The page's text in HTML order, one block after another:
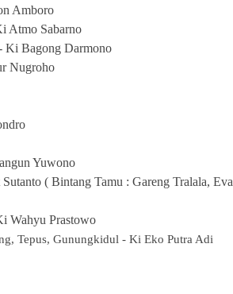
Amboro
Atmo Sabarno
Ki Bagong Darmono
Nugroho
Yuwono
( Bintang Tamu : Gareng Tralala, Eva
Wahyu Prastowo
Tepus, Gunungkidul - Ki Eko Putra Adi